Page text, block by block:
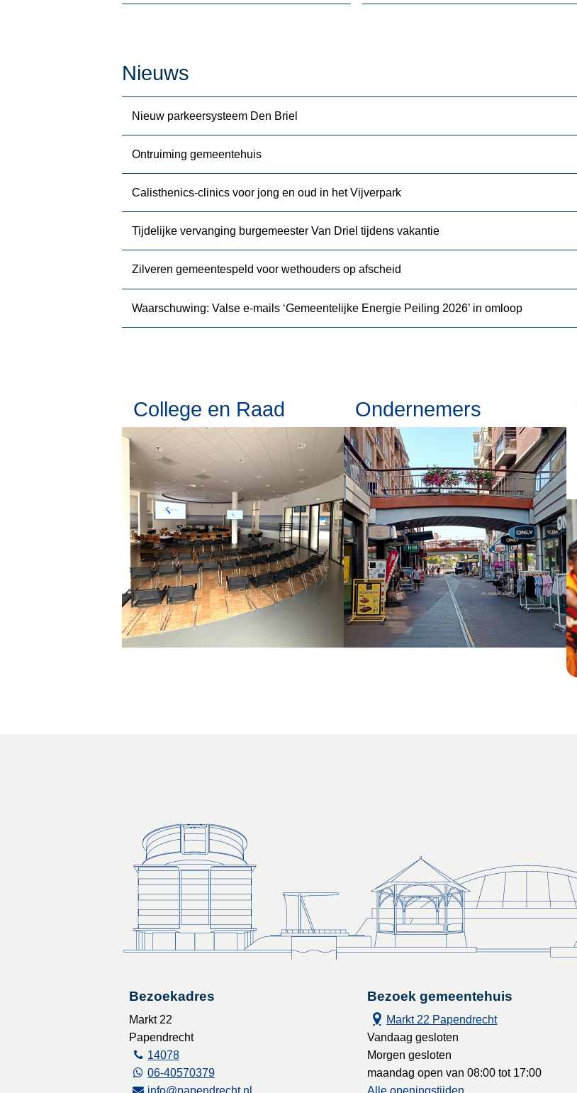
Nieuws
Nieuw parkeersysteem Den Briel
Ontruiming gemeentehuis
Calisthenics-clinics voor jong en oud in het Vijverpark
Tijdelijke vervanging burgemeester Van Driel tijdens vakantie
Zilveren gemeentespeld voor wethouders op afscheid
Waarschuwing: Valse e-mails ‘Gemeentelijke Energie Peiling 2026’ in omloop
College en Raad Ondernemers
Bezoekadres
Markt 22
Papendrecht
14078
06-40570379
Bezoek gemeentehuis
Markt 22 Papendrecht
Vandaag gesloten
Morgen gesloten
maandag open van 08:00 tot 17:00